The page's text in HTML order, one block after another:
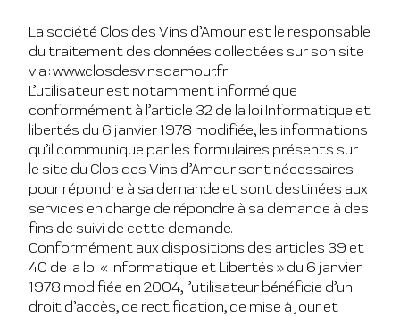
La société Clos des Vins d’Amour est le responsable
du traitement des données collectées sur son site
via : www.closdesvinsdamour.fr
L’utilisateur est notamment informé que
conformément à l’article 32 de la loi Informatique et
libertés du 6 janvier 1978 modifiée, les informations
qu’il communique par les formulaires présents sur
le site du Clos des Vins d’Amour sont nécessaires
pour répondre à sa demande et sont destinées aux
services en charge de répondre à sa demande à des
fins de suivi de cette demande.
Conformément aux dispositions des articles 39 et
40 de la loi « Informatique et Libertés » du 6 janvier
1978 modifiée en 2004, l’utilisateur bénéficie d’un
droit d’accès, de rectification, de mise à jour et